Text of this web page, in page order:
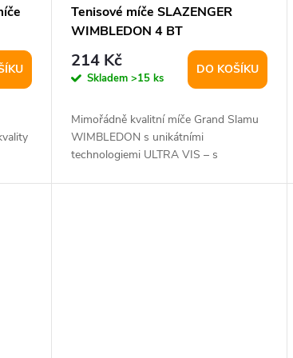
Tenisové míče SLAZENGER
WIMBLEDON 4 BT
214 Kč
Skladem>15 ks
DO KOŠÍKU
Mimořádně kvalitní míče Grand Slamu
WIMBLEDON s unikátními
technologiemi ULTRA VIS – s